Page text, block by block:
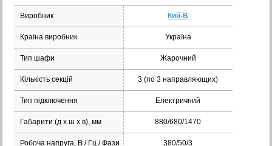
Виробник Кий-В
Країна виробник Україна
Тип шафи Жарочний
Кількість секцій 3 (по 3 направляющих)
Тип підключення Електричний
Габарити (д х ш x в), мм 880/680/1470
Робоча напруга, В / Гц / Фази 380/50/3